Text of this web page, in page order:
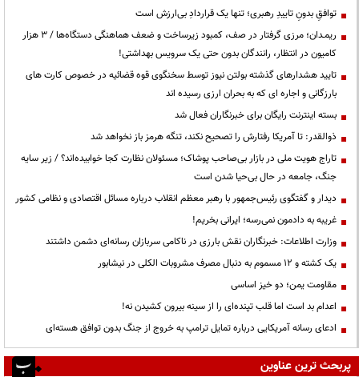
توافقِ بدونِ تاییدِ رهبری؛ تنها یک قراردادِ بی‌ارزش است
ریمـدان؛ مرزی گرفتار در صف، کمبود زیرساخت و ضعف هماهنگی دستگاه‌ها / ۳ هزار
کامیون در انتظار، رانندگان بدون حتی یک سرویس بهداشتی!
تایید هشدارهای گذشته بولتن نیوز توسط سخنگوی قوه قضائیه در خصوص کارت های
بارزگانی و اجاره ای که به بحران ارزی رسیده اند
بسته اینترنت رایگان برای خبرنگاران فعال شد
ذوالقدر: تا آمریکا رفتارش را تصحیح نکند، تنگه هرمز باز نخواهد شد
تاراج هویت ملی در بازار بی‌صاحب پوشاک؛ مسئولان نظارت کجا خوابیده‌اند؟ / زیر سایه
جنگ، جامعه در حال بی‌حیا شدن است
دیدار و گفتگوی رئیس‌جمهور با رهبر معظم انقلاب درباره مسائل اقتصادی و نظامی کشور
غریبه به دادمون نمی‌رسه؛ ایرانی بخریم!
وزارت اطلاعات: خبرنگاران نقش بارزی در ناکامی سربازان رسانه‌ای دشمن داشتند
یک کشته و ۱۲ مسموم به دنبال مصرف مشروبات الکلی در نیشابور
مقاومت یمن؛ دو خیز اساسی
اعدام بد است اما قلب تپنده‌ای را از سینه بیرون کشیدن نه!
ادعای رسانه آمریکایی درباره تمایل ترامپ به خروج از جنگ بدون توافق هسته‌ای
پربحث ترین عناوین